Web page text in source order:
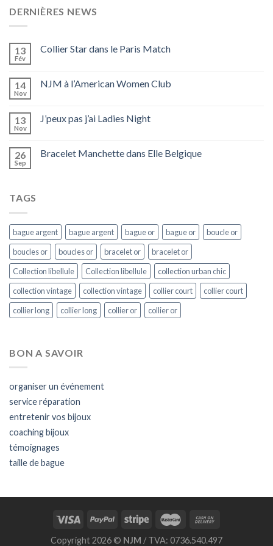
DERNIÈRES NEWS
13
Fév
Collier Star dans le Paris Match
14
Nov
NJM à l’American Women Club
13
Nov
J’peux pas j’ai Ladies Night
26
Sep
Bracelet Manchette dans Elle Belgique
TAGS
bague argent bague argent bague or bague or
boucle or
boucles or
boucles or bracelet or
bracelet or
Collection libellule
Collection libellule
collection urban chic
collection vintage
collection vintage collier court
collier court
collier long
collier long collier or collier or
BON A SAVOIR
organiser un événement
service réparation
entretenir vos bijoux
coaching bijoux
témoignages
taille de bague
Copyright 2026 © NJM / TVA: 0736.540.497